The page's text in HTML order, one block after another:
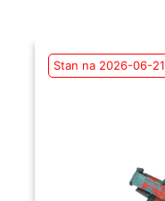
Stan na 2026-06-21